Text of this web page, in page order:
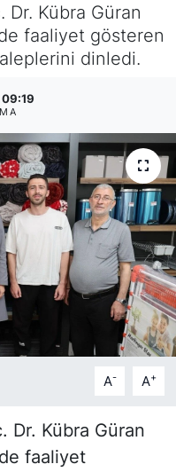
Dr. Kübra Güran
faaliyet gösteren
dinledi.
A- A+
Dr. Kübra Güran
faaliyet
ve Fikstür